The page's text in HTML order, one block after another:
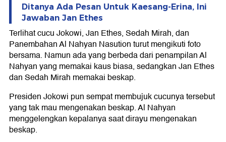
Ditanya Ada Pesan Untuk Kaesang-Erina, Ini
Jawaban Jan Ethes
Terlihat cucu Jokowi, Jan Ethes, Sedah Mirah, dan
Panembahan Al Nahyan Nasution turut mengikuti foto
bersama. Namun ada yang berbeda dari penampilan Al
Nahyan yang memakai kaus biasa, sedangkan Jan Ethes
dan Sedah Mirah memakai beskap.
Presiden Jokowi pun sempat membujuk cucunya tersebut
yang tak mau mengenakan beskap. Al Nahyan
menggelengkan kepalanya saat dirayu mengenakan
beskap.